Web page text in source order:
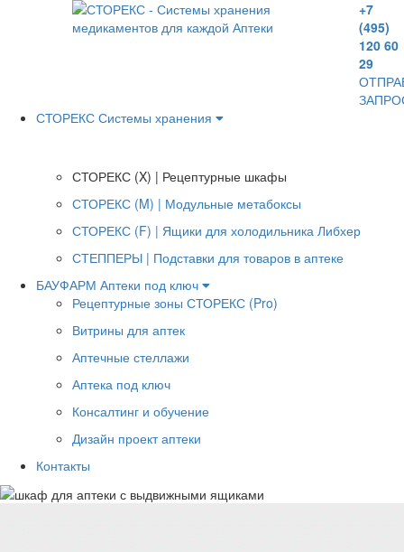
+7
(495)
120 60
29
СТОРЕКС Системы хранения
СТОРЕКС (X) | Рецептурные шкафы
СТОРЕКС (M) | Модульные метабоксы
СТОРЕКС (F) | Ящики для холодильника Либхер
СТЕППЕРЫ | Подставки для товаров в аптеке
БАУФАРМ Аптеки под ключ
Рецептурные зоны СТОРЕКС (Pro)
Витрины для аптек
Аптечные стеллажи
Аптека под ключ
Консалтинг и обучение
Дизайн проект аптеки
Контакты